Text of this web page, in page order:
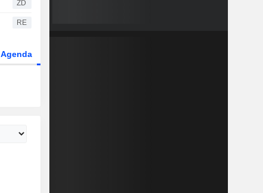
ZD
RE
Agenda